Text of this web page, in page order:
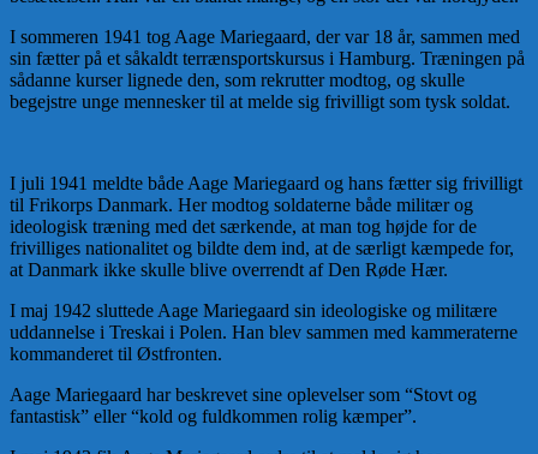
I sommeren 1941 tog Aage Mariegaard, der var 18 år, sammen med
sin fætter på et såkaldt terrænsportskursus i Hamburg. Træningen på
sådanne kurser lignede den, som rekrutter modtog, og skulle
begejstre unge mennesker til at melde sig frivilligt som tysk soldat.
I juli 1941 meldte både Aage Mariegaard og hans fætter sig frivilligt
til Frikorps Danmark. Her modtog soldaterne både militær og
ideologisk træning med det særkende, at man tog højde for de
frivilliges nationalitet og bildte dem ind, at de særligt kæmpede for,
at Danmark ikke skulle blive overrendt af Den Røde Hær.
I maj 1942 sluttede Aage Mariegaard sin ideologiske og militære
uddannelse i Treskai i Polen. Han blev sammen med kammeraterne
kommanderet til Østfronten.
Aage Mariegaard har beskrevet sine oplevelser som “Stovt og
fantastisk” eller “kold og fuldkommen rolig kæmper”.